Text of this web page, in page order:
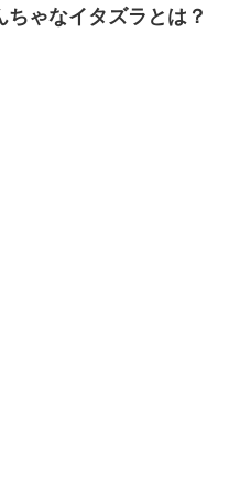
ちゃなイタズラとは？